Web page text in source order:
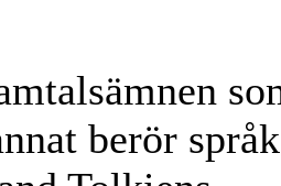
berör